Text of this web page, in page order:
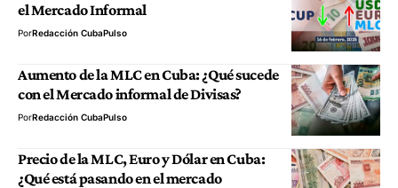
el Mercado Informal
PorRedacción CubaPulso
Aumento de la MLC en Cuba: ¿Qué sucede
con el Mercado informal de Divisas?
PorRedacción CubaPulso
Precio de la MLC, Euro y Dólar en Cuba:
¿Qué está pasando en el mercado